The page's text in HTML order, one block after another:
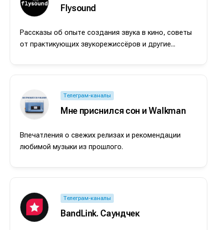
Flysound
Рассказы об опыте создания звука в кино, советы
от практикующих звукорежиссёров и другие...
Телеграм-каналы
Мне приснился сон и Walkman
Впечатления о свежих релизах и рекомендации
любимой музыки из прошлого.
Телеграм-каналы
BandLink. Саундчек